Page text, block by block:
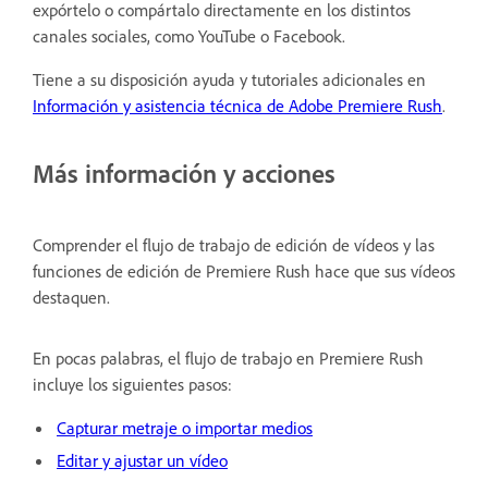
expórtelo o compártalo directamente en los distintos
canales sociales, como YouTube o Facebook.
Tiene a su disposición ayuda y tutoriales adicionales en
Información y asistencia técnica de Adobe Premiere Rush.
Más información y acciones
Comprender el flujo de trabajo de edición de vídeos y las
funciones de edición de Premiere Rush hace que sus vídeos
destaquen.
En pocas palabras, el flujo de trabajo en Premiere Rush
incluye los siguientes pasos:
Capturar metraje o importar medios
Editar y ajustar un vídeo